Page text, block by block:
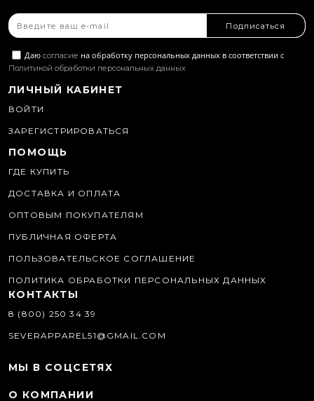
Подписаться
Даю согласие на обработку персональных данных в соответствии с
Политикой обработки персональных данных
ЛИЧНЫЙ КАБИНЕТ
ВОЙТИ
ЗАРЕГИСТРИРОВАТЬСЯ
ПОМОЩЬ
ГДЕ КУПИТЬ
ДОСТАВКА И ОПЛАТА
ОПТОВЫМ ПОКУПАТЕЛЯМ
ПУБЛИЧНАЯ ОФЕРТА
ПОЛЬЗОВАТЕЛЬСКОЕ СОГЛАШЕНИЕ
ПОЛИТИКА ОБРАБОТКИ ПЕРСОНАЛЬНЫХ ДАННЫХ
КОНТАКТЫ
8 (800) 250 34 39
SEVERAPPAREL51@GMAIL.COM
МЫ В СОЦСЕТЯХ
О КОМПАНИИ